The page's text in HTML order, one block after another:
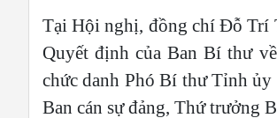
Tại Hội nghị, đồng chí Đỗ Trí
Quyết định của Ban Bí thư
chức danh Phó Bí thư Tỉnh
Ban cán sự đảng, Thứ trưởng